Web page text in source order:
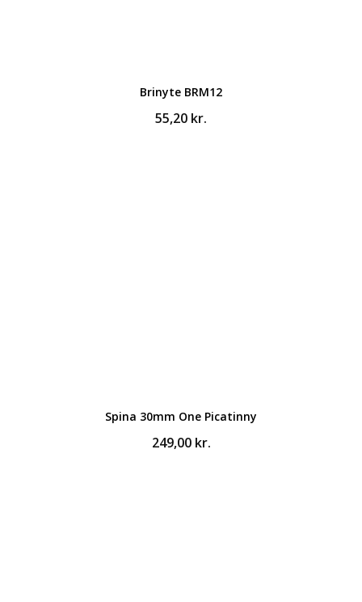
Brinyte BRM12
55,20 kr.
Spina 30mm One Picatinny
249,00 kr.